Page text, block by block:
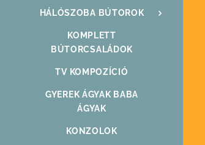
HÁLÓSZOBA BÚTOROK
KOMPLETT
BÚTORCSALÁDOK
TV KOMPOZÍCIÓ
GYEREK ÁGYAK BABA
ÁGYAK
KONZOLOK